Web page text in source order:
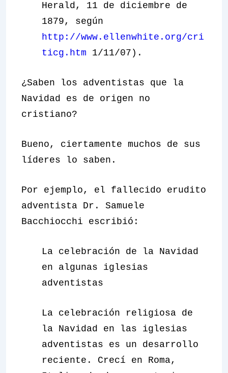
Herald, 11 de diciembre de
1879, según
http://www.ellenwhite.org/cri
ticg.htm 1/11/07).
¿Saben los adventistas que la
Navidad es de origen no
cristiano?
Bueno, ciertamente muchos de sus
líderes lo saben.
Por ejemplo, el fallecido erudito
adventista Dr. Samuele
Bacchiocchi escribió:
La celebración de la Navidad
en algunas iglesias
adventistas
La celebración religiosa de
la Navidad en las iglesias
adventistas es un desarrollo
reciente. Crecí en Roma,